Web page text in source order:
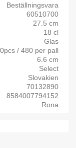
Beställningsvara
60510700
27.5 cm
18 cl
Glas
/ 480 per pall
6.6 cm
Select
Slovakien
70132890
8584007794152
Rona